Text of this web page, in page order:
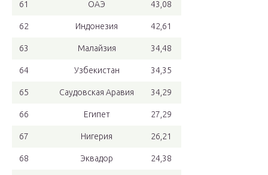
61 ОАЭ 43,08
62 Индонезия 42,61
63 Малайзия 34,48
64 Узбекистан 34,35
65 Саудовская Аравия 34,29
66 Египет 27,29
67 Нигерия 26,21
68 Эквадор 24,38